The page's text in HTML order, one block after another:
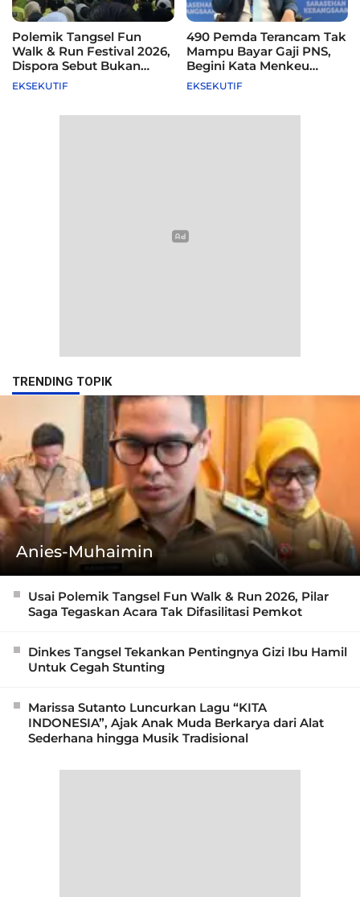
Polemik Tangsel Fun
Walk & Run Festival 2026,
Dispora Sebut Bukan
Agenda Pemkot
EKSEKUTIF
490 Pemda Terancam Tak
Mampu Bayar Gaji PNS,
Begini Kata Menkeu
Purbaya
EKSEKUTIF
TRENDING TOPIK
Anies-Muhaimin
Usai Polemik Tangsel Fun Walk & Run 2026, Pilar
Saga Tegaskan Acara Tak Difasilitasi Pemkot
Dinkes Tangsel Tekankan Pentingnya Gizi Ibu Hamil
Untuk Cegah Stunting
Marissa Sutanto Luncurkan Lagu “KITA
INDONESIA”, Ajak Anak Muda Berkarya dari Alat
Sederhana hingga Musik Tradisional